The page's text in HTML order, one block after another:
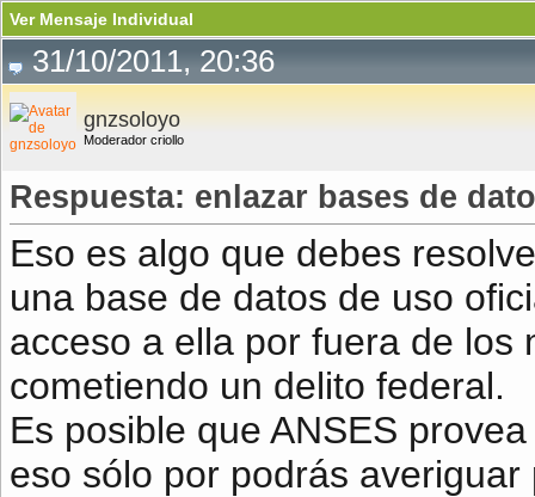
Ver Mensaje Individual
31/10/2011, 20:36
gnzsoloyo
Moderador criollo
Respuesta: enlazar bases de
Eso es algo que debes
una base de datos de uso
acceso a ella por fuera de los
cometiendo un delito federal.
Es posible que ANSES
eso sólo por podrás